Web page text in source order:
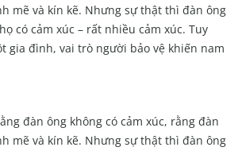
mẽ và kín kẽ. Nhưng sự thật thì đàn ông
có cảm xúc – rất nhiều cảm xúc. Tuy
gia đình, vai trò người bảo vệ khiến nam
đàn ông không có cảm xúc, rằng đàn
mẽ và kín kẽ. Nhưng sự thật thì đàn ông